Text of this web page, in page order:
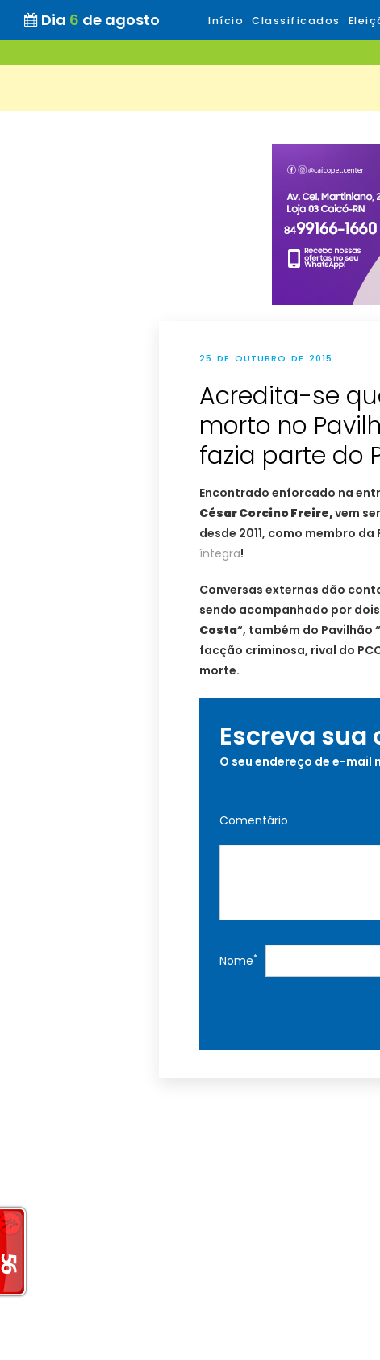
Dia 6 de agosto Início Classificados
25 DE OUTUBRO DE 2015
Acredita-se
morto no
fazia parte do
Encontrado enforcado na
César Corcino Freire,vem
desde 2011, como membro
íntegra!
Conversas externas dão
sendo acompanhado por
Costa“, também do Pavilhão
facção criminosa, rival do
morte.
Escreva sua
O seu endereço de e-mail
Comentário
Nome*